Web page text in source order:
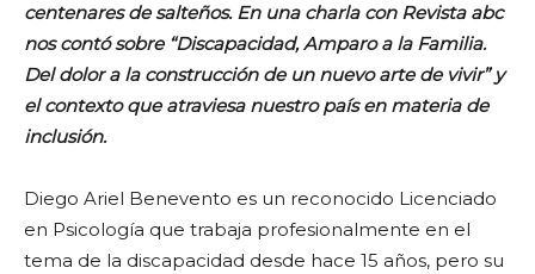
centenares de salteños. En una charla con Revista abc
nos contó sobre “Discapacidad, Amparo a la Familia.
Del dolor a la construcción de un nuevo arte de vivir” y
el contexto que atraviesa nuestro país en materia de
inclusión.
Diego Ariel Benevento es un reconocido Licenciado
en Psicología que trabaja profesionalmente en el
tema de la discapacidad desde hace 15 años, pero su